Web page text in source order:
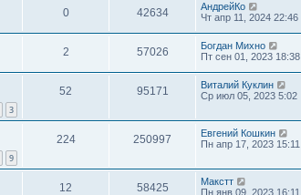
0 42634
АндрейКо
Чт апр 11, 2024 22:46
2 57026
Богдан Михно
Пт сен 01, 2023 18:38
3
52 95171
Виталий Куклин
Ср июл 05, 2023 5:02
9
224 250997
Евгений Кошкин
Пн апр 17, 2023 15:11
12 58425
Макстт
Пн янв 09, 2023 16:11